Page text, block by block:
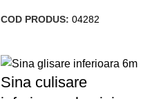
COD PRODUS: 04282
Sina culisare